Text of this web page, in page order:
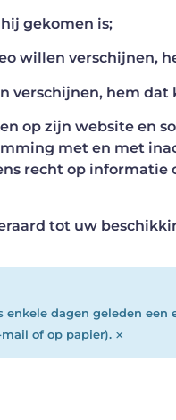
gekomen is;
willen verschijnen,
verschijnen, hem
op zijn website en
met en met
recht op
tot uw
dagen geleden
of op papier). ×